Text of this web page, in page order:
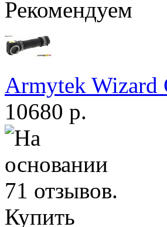
Рекомендуем
Armytek
10680 р.
Купить